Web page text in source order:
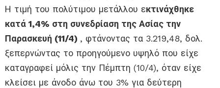
Η τιμή του πολύτιμου μετάλλου εκτινάχθηκε
κατά 1,4% στη συνεδρίαση της Ασίας την
Παρασκευή (11/4) , φτάνοντας τα 3.219,48, δολ.
ξεπερνώντας το προηγούμενο υψηλό που είχε
καταγραφεί μόλις την Πέμπτη (10/4), όταν είχε
κλείσει με άνοδο άνω του 3% για δεύτερη